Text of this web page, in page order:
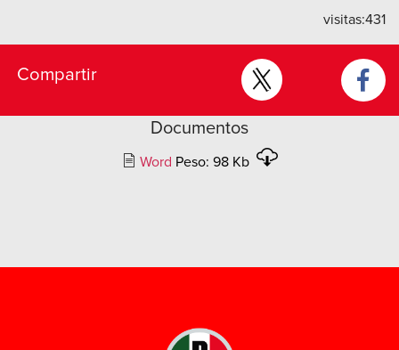
visitas:431
Compartir
Documentos
Word Peso: 98 Kb